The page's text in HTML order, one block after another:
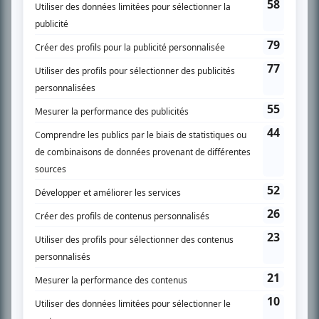
Chroniqueur télé du journal Le Soleil depuis 2001, Richard Therrien carbure à
son petit écran. Celui qu’on surnomme parfois «l’encyclopédie de la
spécialité: la télé québécoise. On peut l’entendre régulièrement commenter
En savoir plus »
SUR LE RÉSEAU BIZZ MÉDIA
PLAN DU SITE
Accueil
Liste des comédiens
Recherche avancée